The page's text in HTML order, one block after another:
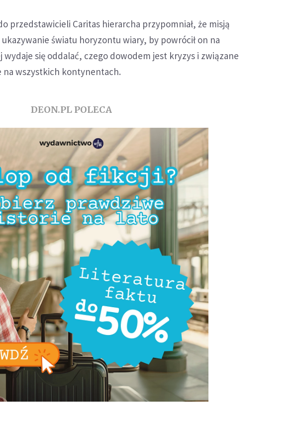
przedstawicieli Caritas hierarcha przypomniał, że misją
ukazywanie światu horyzontu wiary, by powrócił on na
wydaje się oddalać, czego dowodem jest kryzys i związane
na wszystkich kontynentach.
DEON.PL POLECA